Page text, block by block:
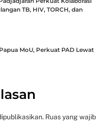
TB, HIV, TORCH, dan
MoU, Perkuat PAD Lewat
Ruas yang wajib